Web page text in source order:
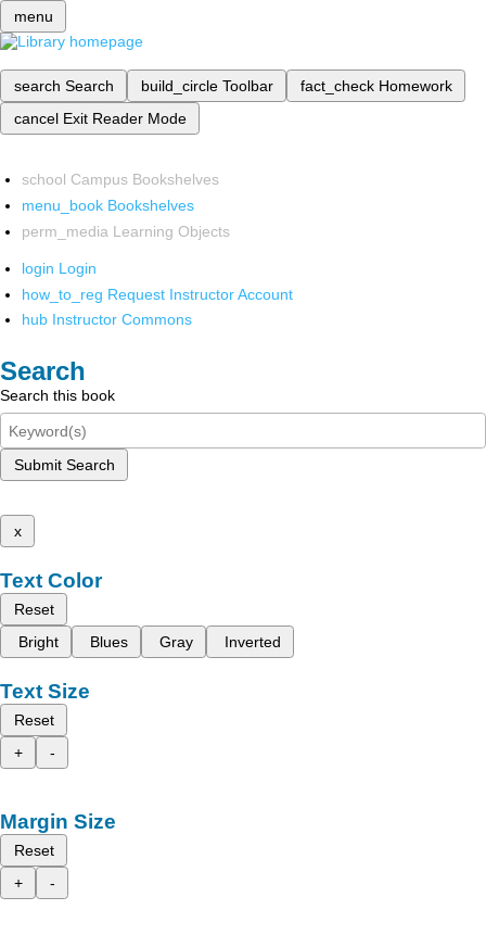
menu
search Search build_circle Toolbar fact_check Homework
cancel Exit Reader Mode
school Campus Bookshelves
menu_book Bookshelves
perm_media Learning Objects
login Login
how_to_reg Request Instructor Account
hub Instructor Commons
Search
Search this book
Submit Search
x
Text Color
Reset
Bright
Blues Gray Inverted
Text Size
Reset
+
-
Margin Size
Reset
+
-